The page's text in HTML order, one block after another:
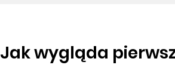
Jak wygląda